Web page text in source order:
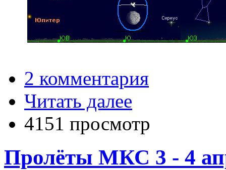
2 комментария
Читать далее
4151 просмотр
Пролёты МКС 3 - 4